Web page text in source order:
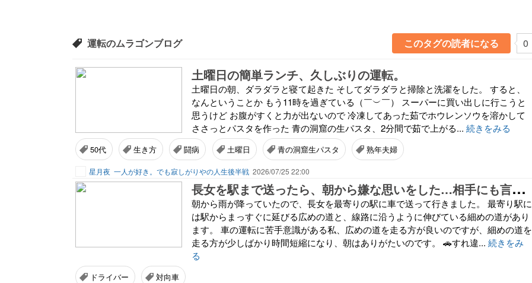
運転のムラゴンブログ このタグの読者になる 0
土曜日の簡単ランチ、久しぶりの運転。
土曜日の朝、ダラダラと寝て起きた そしてダラダラと掃除と洗濯をした。 すると、
なんということか もう11時を過ぎている（￣︶￣） スーパーに買い出しに行こうと
思うけど お腹がすくと力が出ないので 冷凍してあった茹でホウレンソウを溶かして
ささっとパスタを作った 青の洞窟の生パスタ、2分間で茹で上がる... 続きをみる
50代 生き方 闘病 土曜日 青の洞窟生パスタ 熟年夫婦
星月夜 一人が好き。でも寂しがりやの人生後半戦 2026/07/25 22:00
長
女を駅まで送ったら、朝から嫌な思いをした…相手にも言い分はあるだろうけど、何だかスッキリしない
朝から雨が降っていたので、長女を最寄りの駅に車で送って行きました。 最寄り駅に
は駅からまっすぐに延びる広めの道と、線路に沿うように伸びている細めの道があり
ます。 車の運転に苦手意識がある私、広めの道を走る方が良いのですが、細めの道を
走る方が少しばかり時間短縮になり、朝はありがたいのです。 🚗すれ違... 続きをみ
る
ドライバー 対向車